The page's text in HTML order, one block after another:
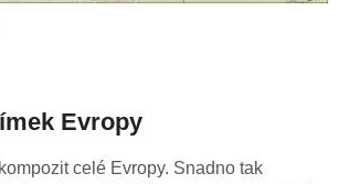
Evropy
celé Evropy. Snadno tak